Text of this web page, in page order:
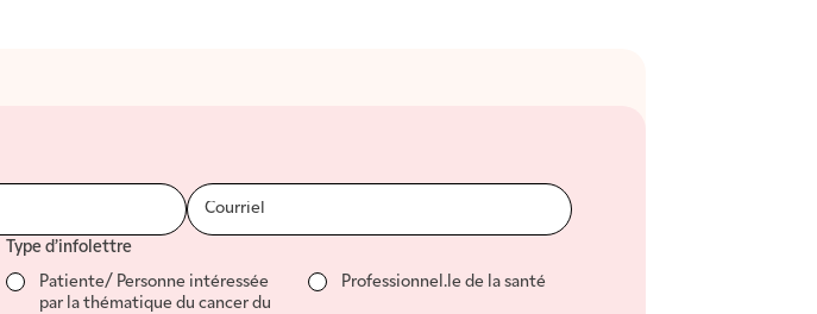
Type d’infolettre
Patiente/ Personne intéressée
par la thématique du cancer du
Professionnel.le de la santé